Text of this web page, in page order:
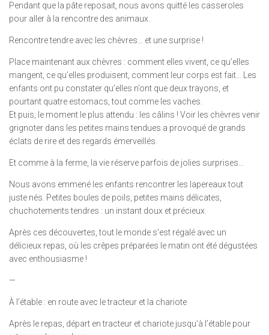
Pendant que la pâte reposait, nous avons quitté les casseroles
pour aller à la rencontre des animaux.
Rencontre tendre avec les chèvres… et une surprise !
Place maintenant aux chèvres : comment elles vivent, ce qu’elles
mangent, ce qu’elles produisent, comment leur corps est fait… Les
enfants ont pu constater qu’elles n’ont que deux trayons, et
pourtant quatre estomacs, tout comme les vaches.
Et puis, le moment le plus attendu : les câlins ! Voir les chèvres venir
grignoter dans les petites mains tendues a provoqué de grands
éclats de rire et des regards émerveillés.
Et comme à la ferme, la vie réserve parfois de jolies surprises…
Nous avons emmené les enfants rencontrer les lapereaux tout
juste nés. Petites boules de poils, petites mains délicates,
chuchotements tendres : un instant doux et précieux.
Après ces découvertes, tout le monde s’est régalé avec un
délicieux repas, où les crêpes préparées le matin ont été dégustées
avec enthousiasme !
—
À l’étable : en route avec le tracteur et la chariote
Après le repas, départ en tracteur et chariote jusqu’à l’étable pour